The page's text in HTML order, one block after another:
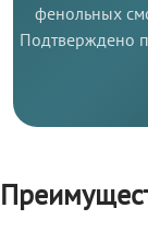
фенольных
Подтверждено